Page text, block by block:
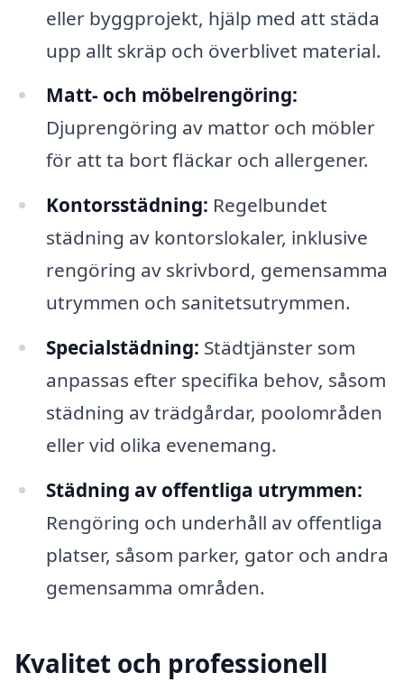
eller byggprojekt, hjälp med att städa
upp allt skräp och överblivet material.
Matt- och möbelrengöring:
Djuprengöring av mattor och möbler
för att ta bort fläckar och allergener.
Kontorsstädning: Regelbundet
städning av kontorslokaler, inklusive
rengöring av skrivbord, gemensamma
utrymmen och sanitetsutrymmen.
Specialstädning: Städtjänster som
anpassas efter specifika behov, såsom
städning av trädgårdar, poolområden
eller vid olika evenemang.
Städning av offentliga utrymmen:
Rengöring och underhåll av offentliga
platser, såsom parker, gator och andra
gemensamma områden.
Kvalitet och professionell